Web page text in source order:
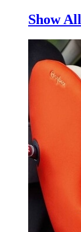
Show All